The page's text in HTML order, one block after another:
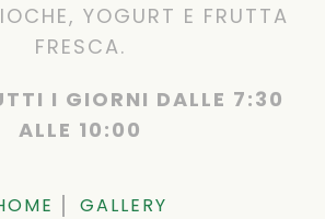
YOGURT E FRUTTA
FRESCA.
I GIORNI DALLE 7:30
ALLE 10:00
GALLERY